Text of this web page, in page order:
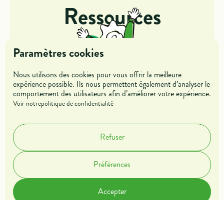
Ressources
Jeunes
Entreprises
Mentors &
Parrains
Offres de missions
Rejoindre l'association
Paramètres cookies
Nous utilisons des cookies pour vous offrir la meilleure
expérience possible. Ils nous permettent également d’analyser le
comportement des utilisateurs afin d’améliorer votre expérience.
Voir notrepolitique de confidentialité
Refuser
Préférences
Accepter